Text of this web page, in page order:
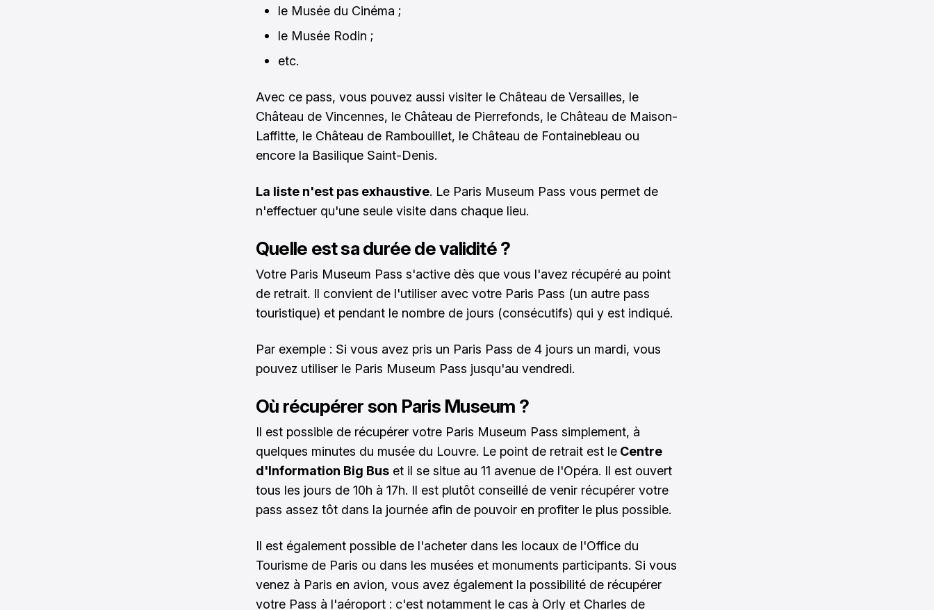
le Musée du Cinéma ;
le Musée Rodin ;
etc.
Avec ce pass, vous pouvez aussi visiter le Château de Versailles, le
Château de Vincennes, le Château de Pierrefonds, le Château de Maison-
Laffitte, le Château de Rambouillet, le Château de Fontainebleau ou
encore la Basilique Saint-Denis.
La liste n'est pas exhaustive. Le Paris Museum Pass vous permet de
n'effectuer qu'une seule visite dans chaque lieu.
Quelle est sa durée de validité ?
Votre Paris Museum Pass s'active dès que vous l'avez récupéré au point
de retrait. Il convient de l'utiliser avec votre Paris Pass (un autre pass
touristique) et pendant le nombre de jours (consécutifs) qui y est indiqué.
Par exemple : Si vous avez pris un Paris Pass de 4 jours un mardi, vous
pouvez utiliser le Paris Museum Pass jusqu'au vendredi.
Où récupérer son Paris Museum ?
Il est possible de récupérer votre Paris Museum Pass simplement, à
quelques minutes du musée du Louvre. Le point de retrait est le Centre
d'Information Big Bus et il se situe au 11 avenue de l'Opéra. Il est ouvert
tous les jours de 10h à 17h. Il est plutôt conseillé de venir récupérer votre
pass assez tôt dans la journée afin de pouvoir en profiter le plus possible.
Il est également possible de l'acheter dans les locaux de l'Office du
Tourisme de Paris ou dans les musées et monuments participants. Si vous
venez à Paris en avion, vous avez également la possibilité de récupérer
votre Pass à l'aéroport : c'est notamment le cas à Orly et Charles de